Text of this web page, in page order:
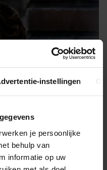
instellingen
je persoonlijke
behulp van
informatie op uw